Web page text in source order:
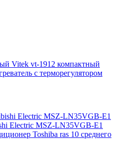
Vitek vt-1912 компактный
с терморегулятором
Electric MSZ-LN35VGB-E1